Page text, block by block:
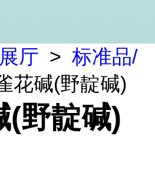
厅 > 标准品/
花碱(野靛碱)
(野靛碱)